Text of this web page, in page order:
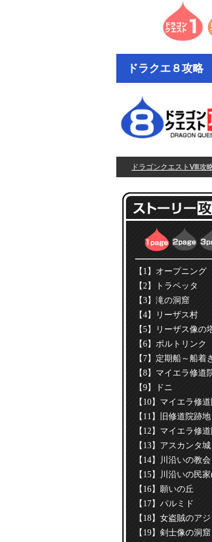
ドラクエ８攻略
ドラゴンクエストⅧ攻
【1】オープニング
【2】トラペッタ
【3】滝の洞窟
【4】リーザス村
【5】リーザス像の
【6】ポルトリンク
【7】定期船～船着
【8】マイエラ修道
【9】ドニ
【10】マイエラ修
【11】旧修道院跡地
【12】マイエラ修
【13】アスカンタ城
【14】川沿いの教会
【15】川沿いの民
【16】願いの丘
【17】パルミド
【18】女盗賊のアジ
【19】剣士像の洞窟